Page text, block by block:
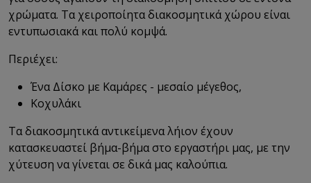
χρώματα. Τα χειροποίητα διακοσμητικά χώρου είναι
εντυπωσιακά και πολύ κομψά.
Περιέχει:
Ένα Δίσκο με Καμάρες - μεσαίο μέγεθος,
Κοχυλάκι
Τα διακοσμητικά αντικείμενα λήιον έχουν
κατασκευαστεί βήμα-βήμα στο εργαστήρι μας, με την
χύτευση να γίνεται σε δικά μας καλούπια.